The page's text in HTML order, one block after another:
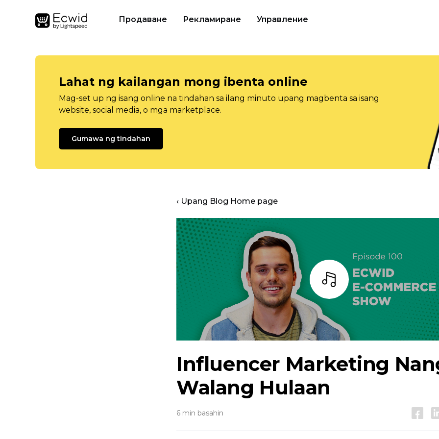
Продаване Рекламиране Управление
Lahat ng kailangan mong ibenta online
Mag-set up ng isang online na tindahan sa ilang minuto upang magbenta sa isang
website, social media, o mga marketplace.
Gumawa ng tindahan
‹ Upang Blog Home page
Bar
Influencer Marketing
Walang Hulaan
6 min basahin